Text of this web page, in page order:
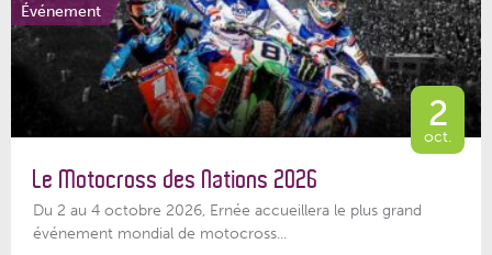
Événement
2
oct.
Le Motocross des Nations 2026
Du 2 au 4 octobre 2026, Ernée accueillera le plus grand
événement mondial de motocross...